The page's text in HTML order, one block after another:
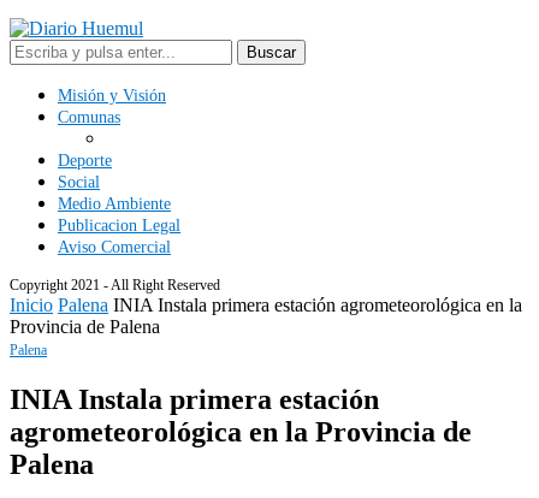
Buscar
Misión y Visión
Comunas
Deporte
Social
Medio Ambiente
Publicacion Legal
Aviso Comercial
Copyright 2021 - All Right Reserved
Inicio Palena INIA Instala primera estación agrometeorológica en la
Provincia de Palena
Palena
INIA Instala primera estación
agrometeorológica en la Provincia de
Palena